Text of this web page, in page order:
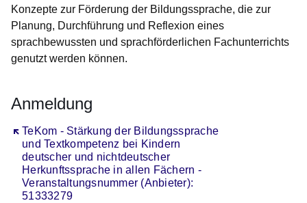
Konzepte zur Förderung der Bildungssprache, die zur
Planung, Durchführung und Reflexion eines
sprachbewussten und sprachförderlichen Fachunterrichts
genutzt werden können.
Anmeldung
TeKom - Stärkung der Bildungssprache
und Textkompetenz bei Kindern
deutscher und nichtdeutscher
Herkunftssprache in allen Fächern -
Veranstaltungsnummer (Anbieter):
51333279
Öffnet sich in einem neuen Fenster